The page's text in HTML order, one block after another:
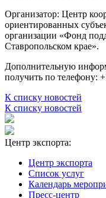
Организатор: Центр
ориентированных
организации «Фонд
Ставропольском крае».
Дополнительную
получить по телефону:
К списку новостей
К списку новостей
Центр экспорта:
Центр экспорта
Список услуг
Календарь
Пресс-центр